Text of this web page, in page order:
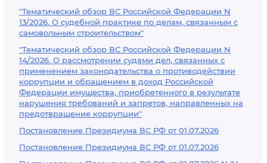
"Тематический обзор ВС Российской Федерации N
13/2026. О судебной практике по делам, связанным с
самовольным строительством"
"Тематический обзор ВС Российской Федерации N
14/2026. О рассмотрении судами дел, связанных с
применением законодательства о противодействии
коррупции и обращением в доход Российской
Федерации имущества, приобретенного в результате
нарушения требований и запретов, направленных на
предотвращение коррупции"
Постановление Президиума ВС РФ от 01.07.2026
Постановление Президиума ВС РФ от 01.07.2026